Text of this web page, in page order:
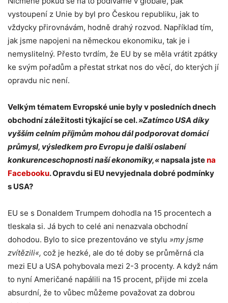
vystoupení z Unie by byl pro Českou republiku, jak to
vždycky přirovnávám, hodně drahý rozvod. Například tím,
jak jsme napojeni na německou ekonomiku, tak je i
nemyslitelný. Přesto tvrdím, že EU by se měla vrátit zpátky
ke svým pořadům a přestat strkat nos do věcí, do kterých jí
opravdu nic není.
Velkým tématem Evropské unie byly v posledních dnech
obchodní záležitosti týkající se cel.»Zatímco USA díky
vyšším celním příjmům mohou dál podporovat domácí
průmysl, výsledkem pro Evropu je další oslabení
konkurenceschopnosti naší ekonomiky,«napsala jstena
Facebooku. Opravdu si EU nevyjednala dobré podmínky
s USA?
EU se s Donaldem Trumpem dohodla na 15 procentech a
tleskala si. Já bych to celé ani nenazvala obchodní
dohodou. Bylo to sice prezentováno ve stylu »my jsme
zvítězili«, což je hezké, ale do té doby se průměrná cla
mezi EU a USA pohybovala mezi 2-3 procenty. A když nám
to nyní Američané napálili na 15 procent, přijde mi zcela
absurdní, že to vůbec můžeme považovat za dobrou